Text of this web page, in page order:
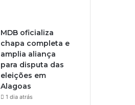
MDB oficializa
chapa completa e
amplia aliança
para disputa das
eleições em
Alagoas
1 dia atrás